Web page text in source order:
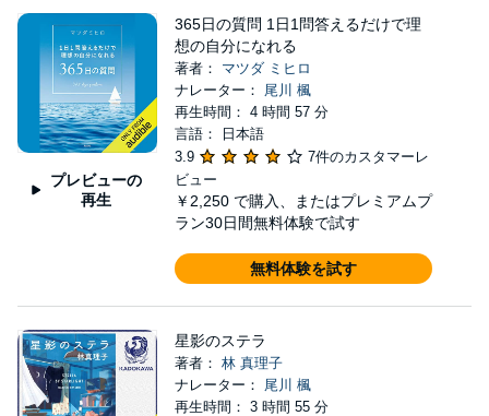
プレビューの
再生
365日の質問 1日1問答えるだけで理
想の自分になれる
著者： マツダ ミヒロ
ナレーター： 尾川 楓
再生時間： 4 時間 57 分
言語： 日本語
3.9
7件のカスタマーレ
ビュー
￥2,250 で購入、またはプレミアムプ
ラン30日間無料体験で試す
無料体験を試す
星影のステラ
著者： 林 真理子
ナレーター： 尾川 楓
再生時間： 3 時間 55 分